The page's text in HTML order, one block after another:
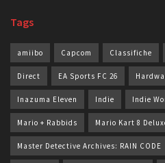
Tags
amiibo Capcom Classifiche
Direct EA Sports FC 26
Inazuma Eleven Indie Indie
Mario + Rabbids Mario Kart 8
Master Detective Archives: RAIN CODE